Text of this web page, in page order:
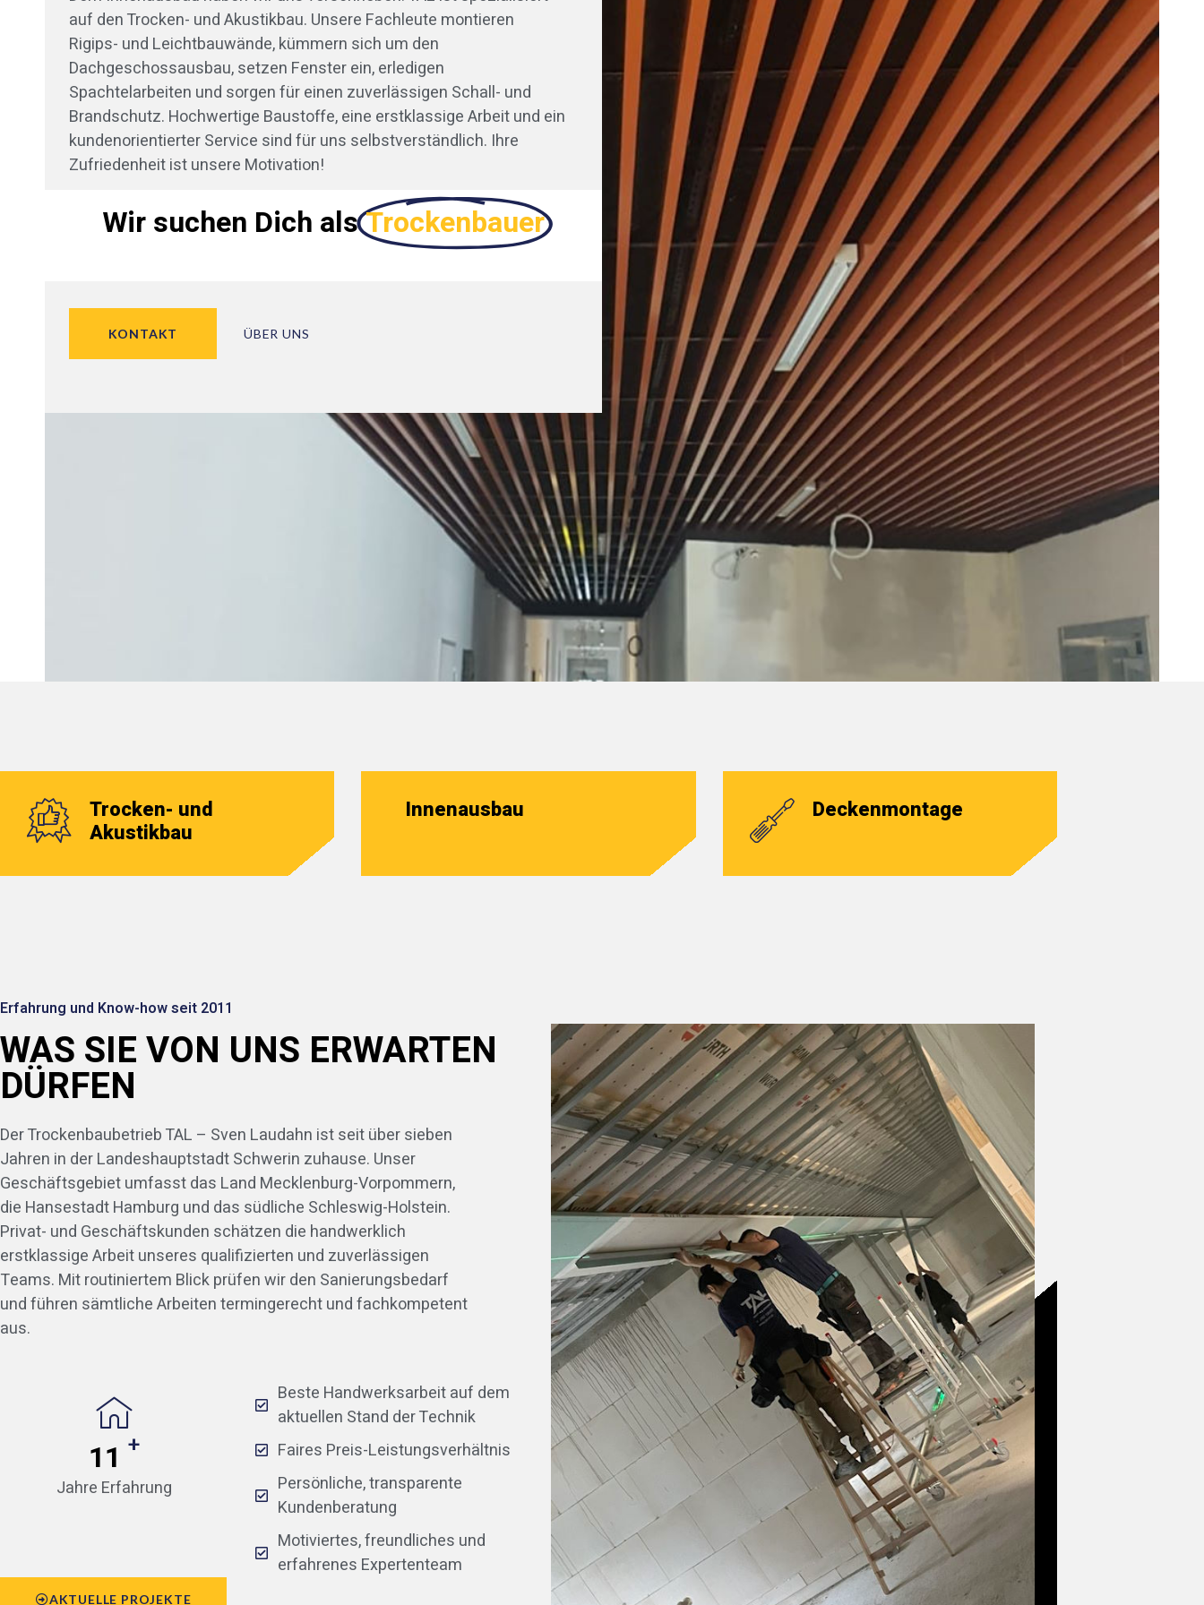
auf den Trocken- und Akustikbau. Unsere Fachleute montieren
Rigips- und Leichtbauwände, kümmern sich um den
Dachgeschossausbau, setzen Fenster ein, erledigen
Spachtelarbeiten und sorgen für einen zuverlässigen Schall- und
Brandschutz. Hochwertige Baustoffe, eine erstklassige Arbeit und ein
kundenorientierter Service sind für uns selbstverständlich. Ihre
Zufriedenheit ist unsere Motivation!
Wir suchen Dich alsTrockenbauer
KONTAKT ÜBER UNS
Trocken- und
Akustikbau
Innenausbau Deckenmontage
Erfahrung und Know-how seit 2011
WAS SIE VON UNS ERWARTEN
DÜRFEN
Der Trockenbaubetrieb TAL – Sven Laudahn ist seit über sieben
Jahren in der Landeshauptstadt Schwerin zuhause. Unser
Geschäftsgebiet umfasst das Land Mecklenburg-Vorpommern,
die Hansestadt Hamburg und das südliche Schleswig-Holstein.
Privat- und Geschäftskunden schätzen die handwerklich
erstklassige Arbeit unseres qualifizierten und zuverlässigen
Teams. Mit routiniertem Blick prüfen wir den Sanierungsbedarf
und führen sämtliche Arbeiten termingerecht und fachkompetent
aus.
14 +
Jahre Erfahrung
Beste Handwerksarbeit auf dem
aktuellen Stand der Technik
Faires Preis-Leistungsverhältnis
Persönliche, transparente
Kundenberatung
Motiviertes, freundliches und
erfahrenes Expertenteam
AKTUELLE PROJEKTE